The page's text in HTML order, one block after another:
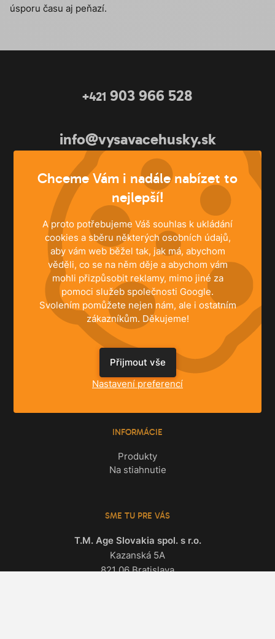
úsporu času aj peňazí.
+421 903 966 528
info@vysavacehusky.sk
Píšte kedykoľvek
Rodinné domy
Komerčné priestory
INFORMÁCIE
Produkty
Na stiahnutie
SME TU PRE VÁS
T.M. Age Slovakia spol. s r.o.
Kazanská 5A
821 06 Bratislava
Chceme Vám i nadále nabízet to
nejlepší!
A proto potřebujeme Váš souhlas k ukládání
cookies a sběru některých osobních údajů,
aby vám web běžel tak, jak má, abychom
věděli, co se na něm děje a abychom vám
mohli přizpůsobit reklamy, mimo jiné za
pomoci služeb společnosti Google.
Svolením pomůžete nejen nám, ale i ostatním
zákazníkům. Děkujeme!
Nastavení preferencí
Přijmout vše